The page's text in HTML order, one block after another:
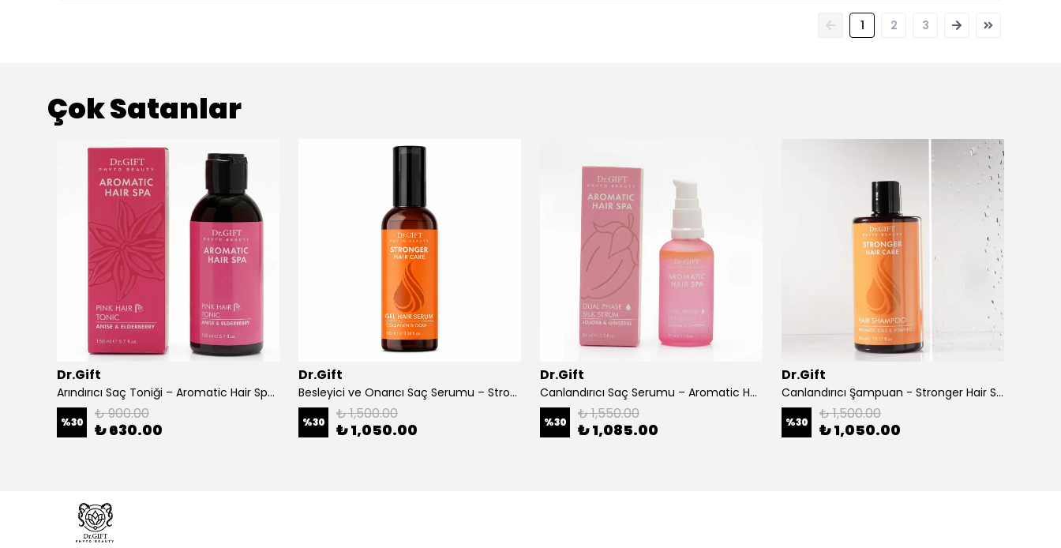
1 2 3
Çok Satanlar
Dr.Gift
Arındırıcı Saç Toniği – Aromatic Hair Spa Series Pink Hair Tonic
%30 ₺ 900.00
₺ 630.00
Dr.Gift
Besleyici ve Onarıcı Saç Serumu – Stronger Hair Gel Serum
%30 ₺ 1,500.00
₺ 1,050.00
Dr.Gift
Canlandırıcı Saç Serumu – Aromatic Hair Spa Series Dual Phase Silk Serum
%30 ₺ 1,550.00
₺ 1,085.00
Dr.Gift
Canlandırıcı Şampuan - Stronger Hair Shampoo
%30 ₺ 1,500.00
₺ 1,050.00